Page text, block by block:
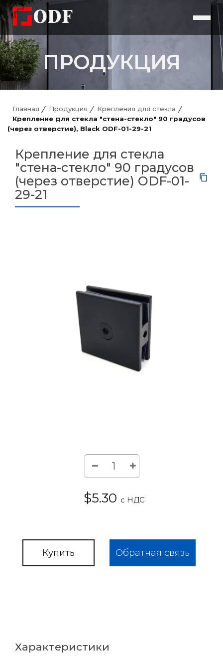
ПРОДУКЦИЯ
Главная Продукция
Крепления для стекла
Крепление для стекла "стена-стекло" 90 градусов
(через отверстие), Black ODF-01-29-21
Крепление для стекла
"стена-стекло" 90 градусов
(через отверстие) ODF-01-
29-21
$5.30 с НДС
Купить Обратная связь
Характеристики